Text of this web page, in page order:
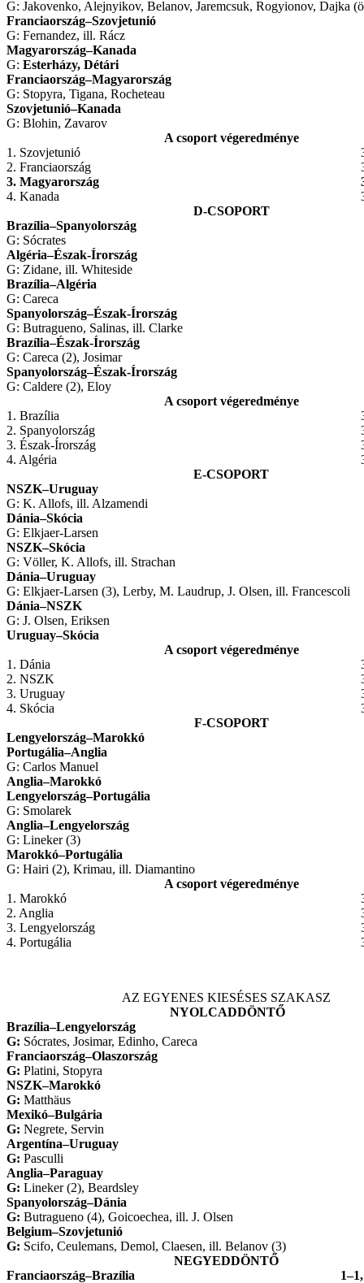
G: Jakovenko, Alejnyikov, Belanov, Jaremcsuk, Rogyionov, Dajka
Franciaország–Szovjetunió
G: Fernandez, ill. Rácz
Magyarország–Kanada
G: Esterházy, Détári
Franciaország–Magyarország
G: Stopyra, Tigana, Rocheteau
Szovjetunió–Kanada
G: Blohin, Zavarov
A csoport végeredménye
1. Szovjetunió
2. Franciaország
3. Magyarország
4. Kanada
D-CSOPORT
Brazília–Spanyolország
G: Sócrates
Algéria–Észak-Írország
G: Zidane, ill. Whiteside
Brazília–Algéria
G: Careca
Spanyolország–Észak-Írország
G: Butragueno, Salinas, ill. Clarke
Brazília–Észak-Írország
G: Careca (2), Josimar
Spanyolország–Észak-Írország
G: Caldere (2), Eloy
A csoport végeredménye
1. Brazília
2. Spanyolország
3. Észak-Írország
4. Algéria
E-CSOPORT
NSZK–Uruguay
G: K. Allofs, ill. Alzamendi
Dánia–Skócia
G: Elkjaer-Larsen
NSZK–Skócia
G: Völler, K. Allofs, ill. Strachan
Dánia–Uruguay
G: Elkjaer-Larsen (3), Lerby, M. Laudrup, J. Olsen, ill. Francescoli
Dánia–NSZK
G: J. Olsen, Eriksen
Uruguay–Skócia
A csoport végeredménye
1. Dánia
2. NSZK
3. Uruguay
4. Skócia
F-CSOPORT
Lengyelország–Marokkó
Portugália–Anglia
G: Carlos Manuel
Anglia–Marokkó
Lengyelország–Portugália
G: Smolarek
Anglia–Lengyelország
G: Lineker (3)
Marokkó–Portugália
G: Hairi (2), Krimau, ill. Diamantino
A csoport végeredménye
1. Marokkó
2. Anglia
3. Lengyelország
4. Portugália
AZ EGYENES KIESÉSES SZAKASZ
NYOLCADDÖNTŐ
Brazília–Lengyelország
G: Sócrates, Josimar, Edinho, Careca
Franciaország–Olaszország
G: Platini, Stopyra
NSZK–Marokkó
G: Matthäus
Mexikó–Bulgária
G: Negrete, Servin
Argentína–Uruguay
G: Pasculli
Anglia–Paraguay
G: Lineker (2), Beardsley
Spanyolország–Dánia
G: Butragueno (4), Goicoechea, ill. J. Olsen
Belgium–Szovjetunió
G: Scifo, Ceulemans, Demol, Claesen, ill. Belanov (3)
NEGYEDDÖNTŐ
Franciaország–Brazília 1–